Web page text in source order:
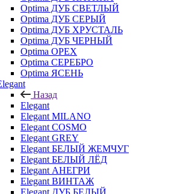
Optima ДУБ СВЕТЛЫЙ
Optima ДУБ СЕРЫЙ
Optima ДУБ ХРУСТАЛЬ
Optima ДУБ ЧЕРНЫЙ
Optima ОРЕХ
Optima СЕРЕБРО
Optima ЯСЕНЬ
Назад
Elegant
Elegant MILANO
Elegant COSMO
Elegant GREY
Elegant БЕЛЫЙ ЖЕМЧУГ
Elegant БЕЛЫЙ ЛЁД
Elegant АНЕГРИ
Elegant ВИНТАЖ
Elegant ДУБ БЕЛЫЙ